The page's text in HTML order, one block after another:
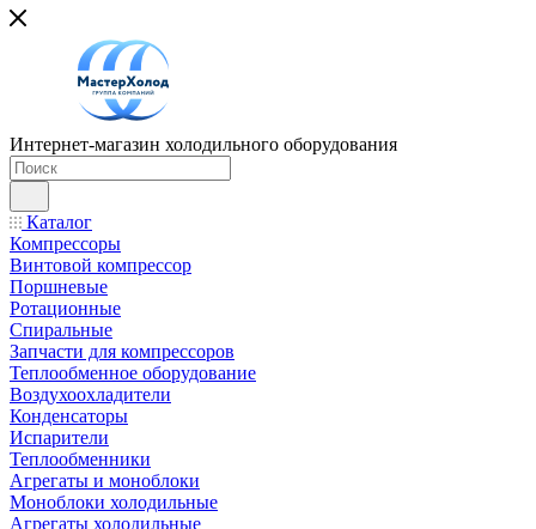
Интернет-магазин холодильного оборудования
Каталог
Компрессоры
Винтовой компрессор
Поршневые
Ротационные
Спиральные
Запчасти для компрессоров
Теплообменное оборудование
Воздухоохладители
Конденсаторы
Испарители
Теплообменники
Агрегаты и моноблоки
Моноблоки холодильные
Агрегаты холодильные